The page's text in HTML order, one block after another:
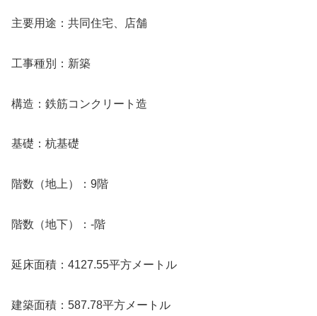
主要用途：共同住宅、店舗
工事種別：新築
構造：鉄筋コンクリート造
基礎：杭基礎
階数（地上）：9階
階数（地下）：-階
延床面積：4127.55平方メートル
建築面積：587.78平方メートル